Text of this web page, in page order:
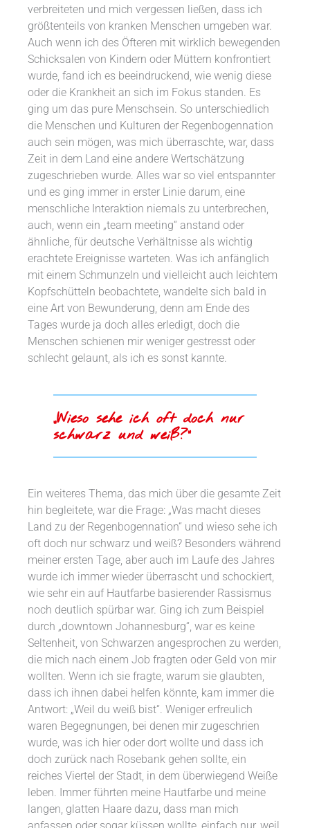
verbreiteten und mich vergessen ließen, dass ich
größtenteils von kranken Menschen umgeben war.
Auch wenn ich des Öfteren mit wirklich bewegenden
Schicksalen von Kindern oder Müttern konfrontiert
wurde, fand ich es beeindruckend, wie wenig diese
oder die Krankheit an sich im Fokus standen. Es
ging um das pure Menschsein. So unterschiedlich
die Menschen und Kulturen der Regenbogennation
auch sein mögen, was mich überraschte, war, dass
Zeit in dem Land eine andere Wertschätzung
zugeschrieben wurde. Alles war so viel entspannter
und es ging immer in erster Linie darum, eine
menschliche Interaktion niemals zu unterbrechen,
auch, wenn ein „team meeting“ anstand oder
ähnliche, für deutsche Verhältnisse als wichtig
erachtete Ereignisse warteten. Was ich anfänglich
mit einem Schmunzeln und vielleicht auch leichtem
Kopfschütteln beobachtete, wandelte sich bald in
eine Art von Bewunderung, denn am Ende des
Tages wurde ja doch alles erledigt, doch die
Menschen schienen mir weniger gestresst oder
schlecht gelaunt, als ich es sonst kannte.
„Wieso sehe ich oft doch nur
schwarz und weiß?“
Ein weiteres Thema, das mich über die gesamte Zeit
hin begleitete, war die Frage: „Was macht dieses
Land zu der Regenbogennation“ und wieso sehe ich
oft doch nur schwarz und weiß? Besonders während
meiner ersten Tage, aber auch im Laufe des Jahres
wurde ich immer wieder überrascht und schockiert,
wie sehr ein auf Hautfarbe basierender Rassismus
noch deutlich spürbar war. Ging ich zum Beispiel
durch „downtown Johannesburg“, war es keine
Seltenheit, von Schwarzen angesprochen zu werden,
die mich nach einem Job fragten oder Geld von mir
wollten. Wenn ich sie fragte, warum sie glaubten,
dass ich ihnen dabei helfen könnte, kam immer die
Antwort: „Weil du weiß bist“. Weniger erfreulich
waren Begegnungen, bei denen mir zugeschrien
wurde, was ich hier oder dort wollte und dass ich
doch zurück nach Rosebank gehen sollte, ein
reiches Viertel der Stadt, in dem überwiegend Weiße
leben. Immer führten meine Hautfarbe und meine
langen, glatten Haare dazu, dass man mich